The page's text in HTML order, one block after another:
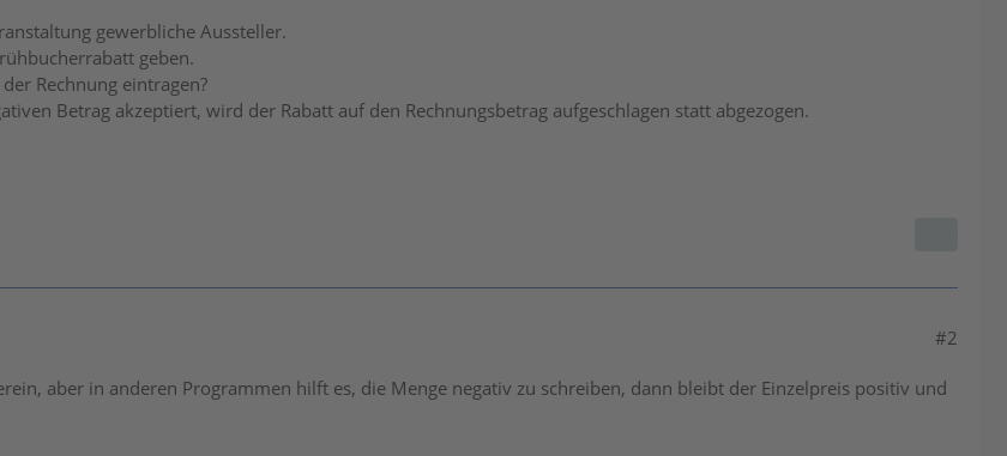
gewerbliche Aussteller.
geben.
Rechnung eintragen?
Betrag akzeptiert, wird der Rabatt auf den Rechnungsbetrag aufgeschlagen statt abgezogen.
#2
aber in anderen Programmen hilft es, die Menge negativ zu schreiben, dann bleibt der Einzelpreis positiv und